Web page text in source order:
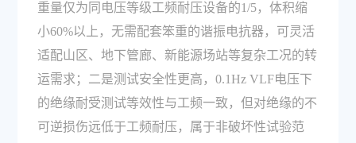
重量仅为同电压等级工频耐压设备的1/5，体积缩
小60%以上，无需配套笨重的谐振电抗器，可灵活
适配山区、地下管廊、新能源场站等复杂工况的转
运需求；二是测试安全性更高，0.1Hz VLF电压下
的绝缘耐受测试等效性与工频一致，但对绝缘的不
可逆损伤远低于工频耐压，属于非破坏性试验范